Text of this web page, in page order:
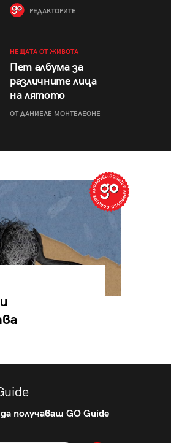
РЕДАКТОРИТЕ
НЕЩАТА ОТ ЖИВОТА
Пет албума за
различните лица
на лятото
ОТ ДАНИЕЛЕ МОНТЕЛЕОНЕ
получаваш GO Guide